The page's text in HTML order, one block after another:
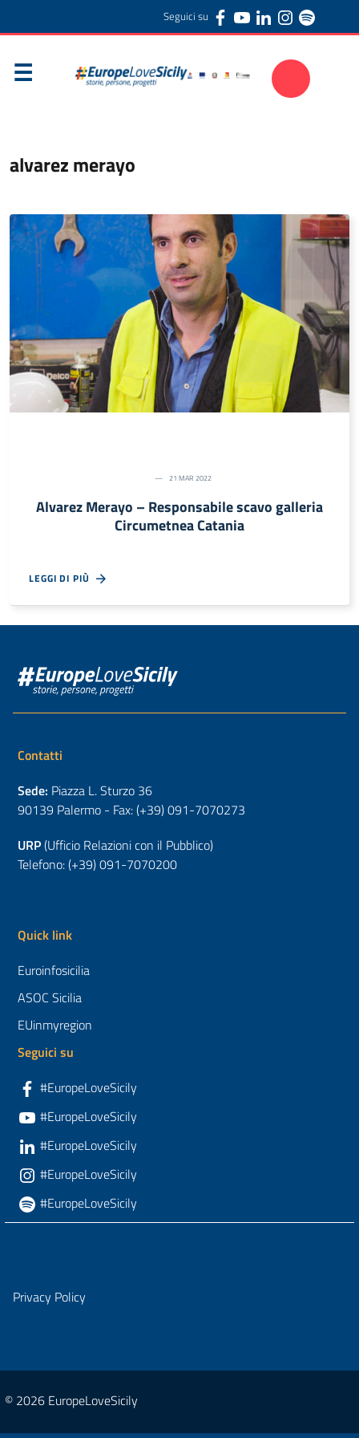
Seguici su
alvarez merayo
21 MAR 2022
Alvarez Merayo – Responsabile scavo galleria
Circumetnea Catania
LEGGI DI PIÙ
Contatti
Sede: Piazza L. Sturzo 36
90139 Palermo - Fax: (+39) 091-7070273
URP(Ufficio Relazioni con il Pubblico)
Telefono: (+39) 091-7070200
Quick link
Euroinfosicilia
ASOC Sicilia
EUinmyregion
Seguici su
#EuropeLoveSicily
#EuropeLoveSicily
#EuropeLoveSicily
#EuropeLoveSicily
#EuropeLoveSicily
Privacy Policy
© 2026 EuropeLoveSicily